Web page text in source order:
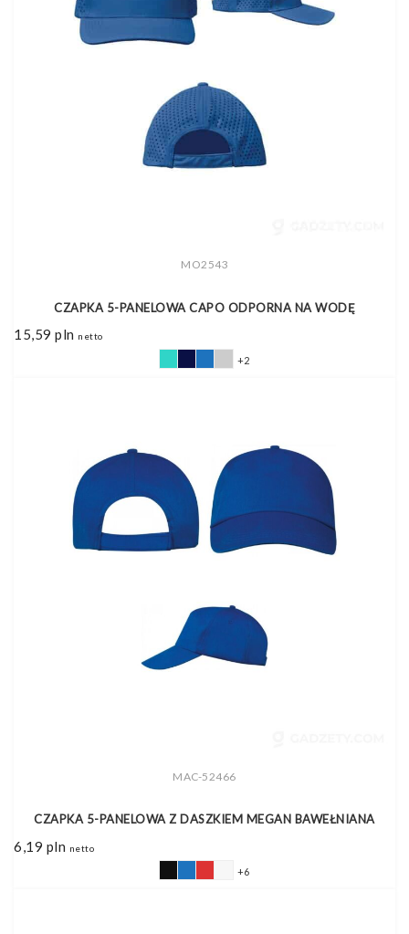
MO2543
CZAPKA 5-PANELOWA CAPO ODPORNA NA WODĘ
15,59 pln netto
+2
MAC-52466
CZAPKA 5-PANELOWA Z DASZKIEM MEGAN BAWEŁNIANA
6,19 pln netto
+6